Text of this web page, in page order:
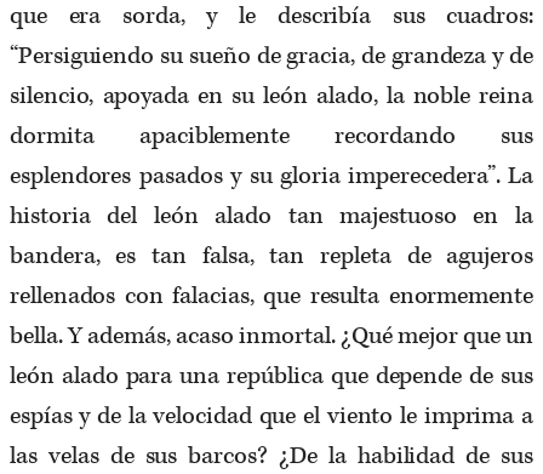
que era sorda, y le describía sus cuadros:
“Persiguiendo su sueño de gracia, de grandeza y de
silencio, apoyada en su león alado, la noble reina
dormita apaciblemente recordando sus
esplendores pasados y su gloria imperecedera”. La
historia del león alado tan majestuoso en la
bandera, es tan falsa, tan repleta de agujeros
rellenados con falacias, que resulta enormemente
bella. Y además, acaso inmortal. ¿Qué mejor que un
león alado para una república que depende de sus
espías y de la velocidad que el viento le imprima a
las velas de sus barcos? ¿De la habilidad de sus